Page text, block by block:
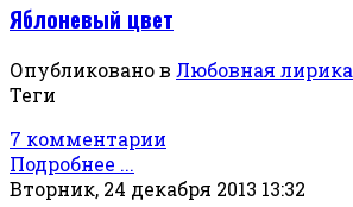
Яблоневый цвет
Опубликовано в Любовная лирика
Теги
7 комментарии
Подробнее ...
Вторник, 24 декабря 2013 13:32